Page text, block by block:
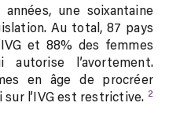
une soixantaine
Au total, 87 pays
et 88% des femmes
l’avortement.
en âge de procréer
l’IVG est restrictive. 2